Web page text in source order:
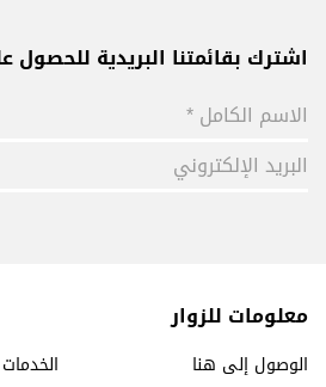
اشترك بقائمتنا البريدية للحصول
معلومات للزوار
الخدمات
الوصول إلى هنا